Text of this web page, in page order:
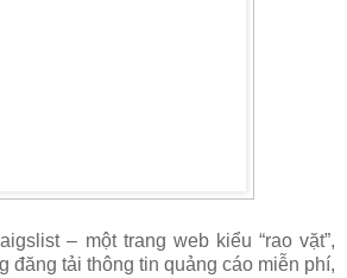
– một trang web kiểu “rao vặt”,
đăng tải thông tin quảng cáo miễn phí,